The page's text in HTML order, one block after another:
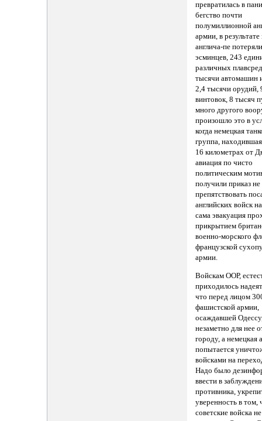
превратилась в
бегство почти
полумиллионной
армии, в результате
англича-пе
эсминцев, 243
различных
тысячи автомашин
2,4 тысячи орудий,
винтовок, 8 тысяч
много другого
произошло это в
когда немецкая
группа,
16 километрах от
авиация по чисто
политическим
получили приказ не
препятствовать
английских войск
сама эвакуация
прикрытием
военно-морского
французской
армии.
Войскам ООР,
приходилось
что перед лицом
фашистской армии,
осаждавшей
незаметно для нее
городу, а немецкая
попытается
войсками на
Надо было
ввести в
противника,
уверенность в том,
советские войска